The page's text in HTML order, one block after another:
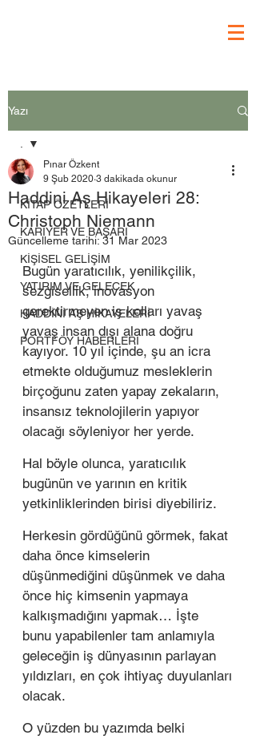
Yazı
.
KİTAP ÖZETLERİ
KARİYER VE BAŞARI
KİŞİSEL GELİŞİM
YATIRIM VE GELECEK
HADDİNİ AŞ HİKAYELERİ
PORTFÖY HABERLERİ
Haddini Aş Hikayeleri 28:
Christoph Niemann
Pınar Özkent
9 Şub 2020 3 dakikada okunur
Güncelleme tarihi: 31 Mar 2023
Bugün yaratıcılık, yenilikçilik,
sezgisellik, inovasyon
gerektirmeyen iş kolları yavaş
yavaş insan dışı alana doğru
kayıyor. 10 yıl içinde, şu an icra
etmekte olduğumuz mesleklerin
birçoğunu zaten yapay zekaların,
insansız teknolojilerin yapıyor
olacağı söyleniyor her yerde.
Hal böyle olunca, yaratıcılık
bugünün ve yarının en kritik
yetkinliklerinden birisi diyebiliriz.
Herkesin gördüğünü görmek, fakat
daha önce kimselerin
düşünmediğini düşünmek ve daha
önce hiç kimsenin yapmaya
kalkışmadığını yapmak… İşte
bunu yapabilenler tam anlamıyla
geleceğin iş dünyasının parlayan
yıldızları, en çok ihtiyaç duyulanları
olacak.
O yüzden bu yazımda belki